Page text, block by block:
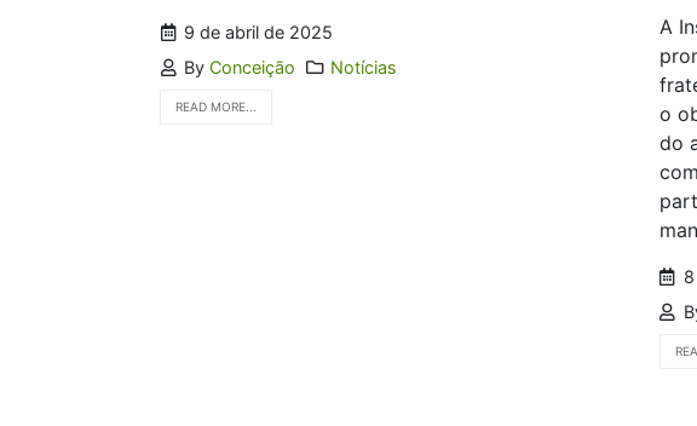
9 de abril de 2025
ByConceição Notícias
READ MORE...
A
o
do